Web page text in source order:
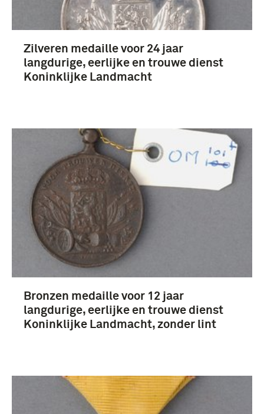
Zilveren medaille voor 24 jaar
langdurige, eerlijke en trouwe dienst
Koninklijke Landmacht
Bronzen medaille voor 12 jaar
langdurige, eerlijke en trouwe dienst
Koninklijke Landmacht, zonder lint